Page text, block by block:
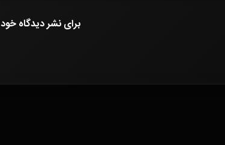
برای نشر دیدگاه خود